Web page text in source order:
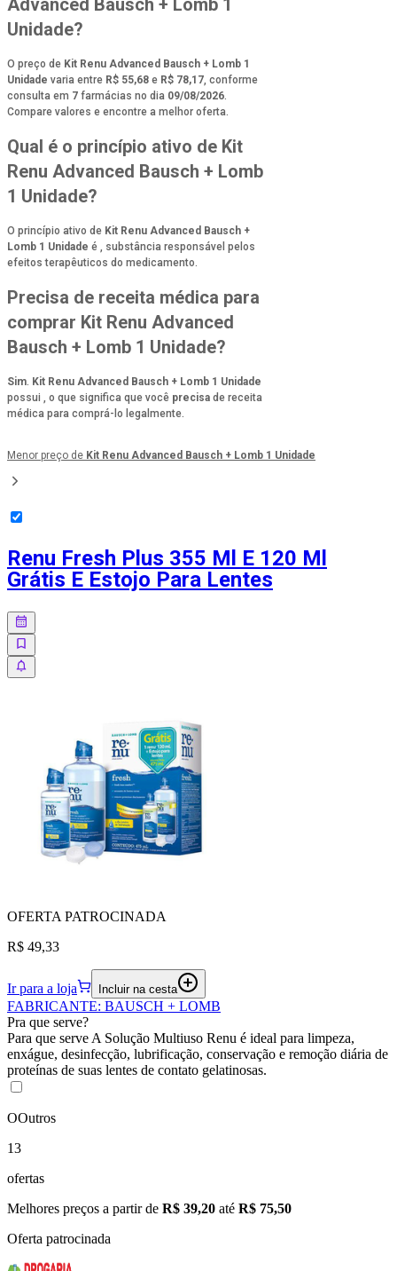
Advanced Bausch + Lomb 1
Unidade?
O preço de Kit Renu Advanced Bausch + Lomb 1
Unidade varia entre R$ 55,68 e R$ 78,17, conforme
consulta em 7 farmácias no dia 09/08/2026.
Compare valores e encontre a melhor oferta.
Qual é o princípio ativo de Kit
Renu Advanced Bausch + Lomb
1 Unidade?
O princípio ativo de Kit Renu Advanced Bausch +
Lomb 1 Unidade é , substância responsável pelos
efeitos terapêuticos do medicamento.
Precisa de receita médica para
comprar Kit Renu Advanced
Bausch + Lomb 1 Unidade?
Sim. Kit Renu Advanced Bausch + Lomb 1 Unidade
possui , o que significa que você precisa de receita
médica para comprá-lo legalmente.
Menor preço de Kit Renu Advanced Bausch + Lomb 1 Unidade
Renu Fresh Plus 355 Ml E 120 Ml
Grátis E Estojo Para Lentes
OFERTA PATROCINADA
R$ 49,33
Ir para a loja Incluir na cesta
FABRICANTE: BAUSCH + LOMB
Pra que serve?
Para que serve A Solução Multiuso Renu é ideal para limpeza,
enxágue, desinfecção, lubrificação, conservação e remoção diária de
proteínas de suas lentes de contato gelatinosas.
OOutros
13
ofertas
Melhores preços a partir de R$ 39,20 até R$ 75,50
Oferta patrocinada